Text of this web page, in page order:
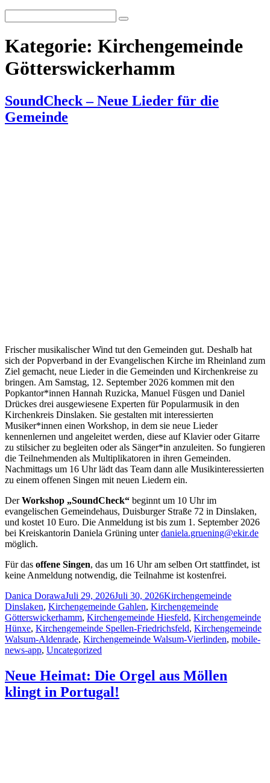
for:
Search
Kategorie: Kirchengemeinde
Götterswickerhamm
SoundCheck – Neue Lieder für die
Gemeinde
Frischer musikalischer Wind tut den Gemeinden gut. Deshalb hat
sich der Popverband in der Evangelischen Kirche im Rheinland zum
Ziel gemacht, neue Lieder in die Gemeinden und Kirchenkreise zu
bringen. Am Samstag, 12. September 2026 kommen mit den
Popkantor*innen Hannah Ruzicka, Manuel Füsgen und Daniel
Drückes drei ausgewiesene Experten für Popularmusik in den
Kirchenkreis Dinslaken. Sie gestalten mit interessierten
Musiker*innen einen Workshop, in dem sie neue Lieder
kennenlernen und angeleitet werden, diese auf Klavier oder Gitarre
zu stilsicher zu begleiten oder als Sänger*in anzuleiten. So fungieren
die Teilnehmenden als Multiplikatoren in ihren Gemeinden.
Nachmittags um 16 Uhr lädt das Team dann alle Musikinteressierten
zu einem offenen Singen mit neuen Liedern ein.
DerWorkshop „SoundCheck“ beginnt um 10 Uhr im
evangelischen Gemeindehaus, Duisburger Straße 72 in Dinslaken,
und kostet 10 Euro. Die Anmeldung ist bis zum 1. September 2026
bei Kreiskantorin Daniela Grüning unterdaniela.gruening@ekir.de
möglich.
Für das offene Singen, das um 16 Uhr am selben Ort stattfindet, ist
keine Anmeldung notwendig, die Teilnahme ist kostenfrei.
Author
Danica DorawaPosted
on
Juli 29, 2026Juli 30, 2026Categories
Kirchengemeinde
Dinslaken, Kirchengemeinde Gahlen, Kirchengemeinde
Götterswickerhamm, Kirchengemeinde Hiesfeld, Kirchengemeinde
Hünxe, Kirchengemeinde Spellen-Friedrichsfeld, Kirchengemeinde
Walsum-Aldenrade, Kirchengemeinde Walsum-Vierlinden, mobile-
news-app, Uncategorized
Neue Heimat: Die Orgel aus Möllen
klingt in Portugal!